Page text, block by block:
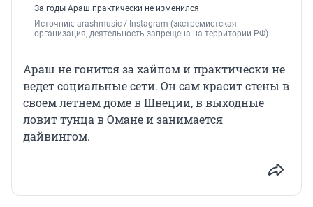
За годы Араш практически не изменился
Источник: arashmusic / Instagram (экстремистская
организация, деятельность запрещена на территории РФ)
Араш не гонится за хайпом и практически не
ведет социальные сети. Он сам красит стены в
своем летнем доме в Швеции, в выходные
ловит тунца в Омане и занимается
дайвингом.